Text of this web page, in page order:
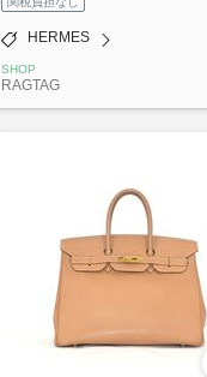
HERMES
SHOP
RAGTAG